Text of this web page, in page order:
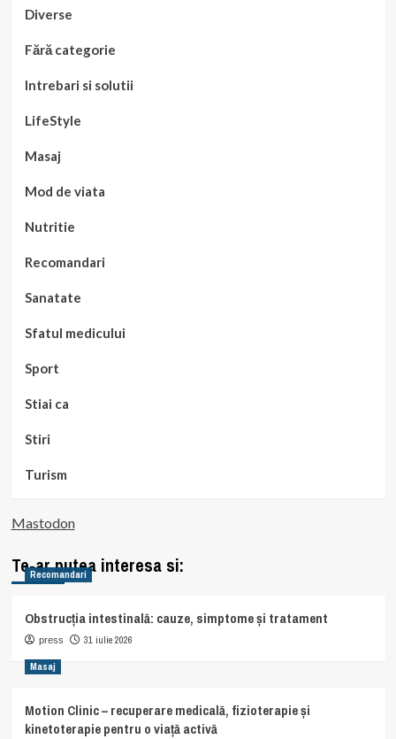
Diverse
Fără categorie
Intrebari si solutii
LifeStyle
Masaj
Mod de viata
Nutritie
Recomandari
Sanatate
Sfatul medicului
Sport
Stiai ca
Stiri
Turism
Mastodon
Te-ar putea interesa si:
Recomandari
Obstrucția intestinală: cauze, simptome și tratament
press 31 iulie 2026
Masaj
Motion Clinic – recuperare medicală, fizioterapie și
kinetoterapie pentru o viață activă